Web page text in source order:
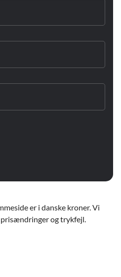
er i danske kroner. Vi
og trykfejl.